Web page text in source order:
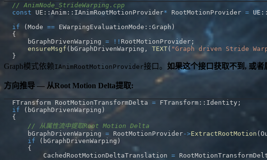
// AnimNode_StrideWarping.cpp
const UE :: Anim :: IAnimRootMotionProvider* RootMotionProvider = UE ::
if
( Mode == EWarpingEvaluationMode :: Graph )
{
    bGraphDrivenWarping
= ! ! RootMotionProvider ;
ensureMsgf ( bGraphDrivenWarping , TEXT( "Graph driven Stride
}
Graph模式依赖IAnimRootMotionProvider接口。 如果这个接口获取不到, 或者
方向推导 — 从Root Motion Delta提取:
FTransform RootMotionTransformDelta = FTransform :: Identity ;
if
( bGraphDrivenWarping )
{
// 从属性流中提取Root Motion Delta
    bGraphDrivenWarping
= RootMotionProvider->ExtractRootMotion (
if
( bGraphDrivenWarping )
{
        CachedRootMotionDeltaTranslation
=